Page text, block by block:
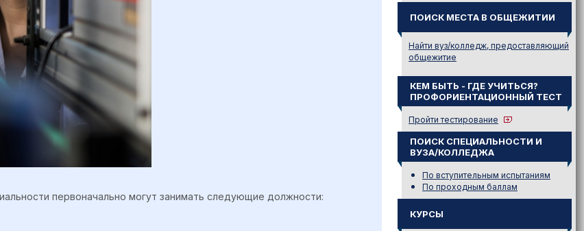
первоначально могут занимать следующие должности:
ПОИСК МЕСТА В ОБЩЕЖИТИИ
Найти вуз/колледж, предоставляющий
общежитие
КЕМ БЫТЬ - ГДЕ УЧИТЬСЯ?
ПРОФОРИЕНТАЦИОННЫЙ ТЕСТ
Пройти тестирование
ПОИСК СПЕЦИАЛЬНОСТИ И
ВУЗА/КОЛЛЕДЖА
По вступительным испытаниям
По проходным баллам
КУРСЫ